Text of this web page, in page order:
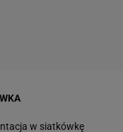
w siatkówkę